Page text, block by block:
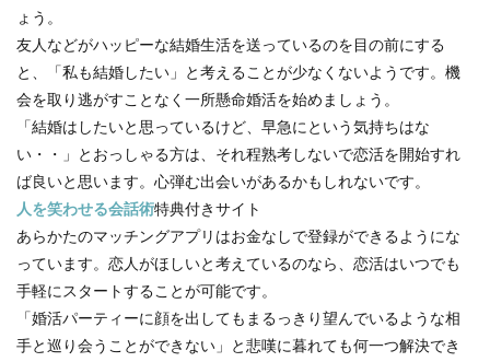
ょう。
友人などがハッピーな結婚生活を送っているのを目の前にする
と、「私も結婚したい」と考えることが少なくないようです。機
会を取り逃がすことなく一所懸命婚活を始めましょう。
「結婚はしたいと思っているけど、早急にという気持ちはな
い・・」とおっしゃる方は、それ程熟考しないで恋活を開始すれ
ば良いと思います。心弾む出会いがあるかもしれないです。
人を笑わせる会話術特典付きサイト
あらかたのマッチングアプリはお金なしで登録ができるようにな
っています。恋人がほしいと考えているのなら、恋活はいつでも
手軽にスタートすることが可能です。
「婚活パーティーに顔を出してもまるっきり望んでいるような相
手と巡り会うことができない」と悲嘆に暮れても何一つ解決でき